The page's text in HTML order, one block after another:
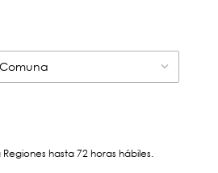
Comuna
hasta 72 horas hábiles.